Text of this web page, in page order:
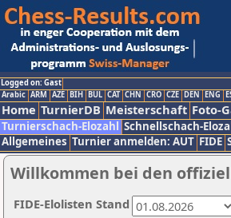
Logged on: Gast
Arabic ARM AZE BIH BUL CAT CHN CRO CZE DEN ENG
Home TurnierDB Meisterschaft Foto-
Turnierschach-Elozahl Schnellschach-
Allgemeines Turnier anmelden: AUT FIDE
Willkommen bei den
FIDE-Elolisten Stand